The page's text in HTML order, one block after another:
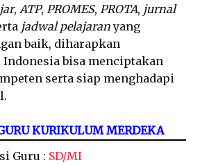
, ATP, PROMES, PROTA, jurnal
jadwal pelajaranyang
baik, diharapkan
Indonesia bisa menciptakan
serta siap menghadapi
KURIKULUM MERDEKA
Guru : SD/MI